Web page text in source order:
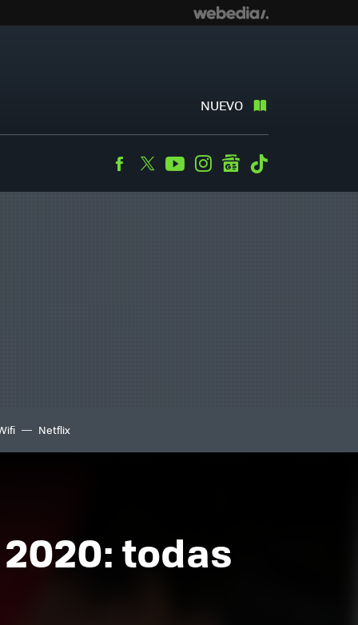
NUEVO
Facebook
TwitterYoutubeInstagramgooglenews
Netflix
todas